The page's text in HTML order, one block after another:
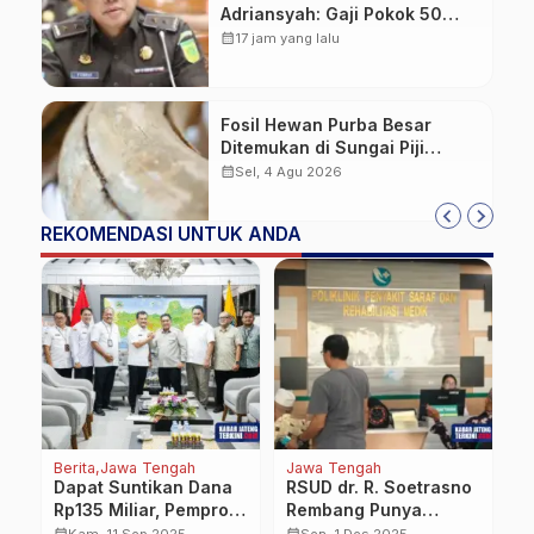
Adriansyah: Gaji Pokok 50
Persen Tetap Mengalir,
calendar_month17 jam yang lalu
Fosil Hewan Purba Besar
Ditemukan di Sungai Piji
Kudus
calendar_monthSel, 4 Agu 2026
REKOMENDASI UNTUK ANDA
Berita Jawa Tengah
Dapat Suntikan Dana
Rp135 Miliar, Pemprov
Jawa Tengah
RSUD dr. R. Soetrasno
Rembang Punya